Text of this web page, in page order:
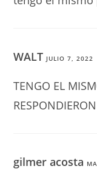
WALT JULIO 7, 2022
TENGO EL
gilmer acosta